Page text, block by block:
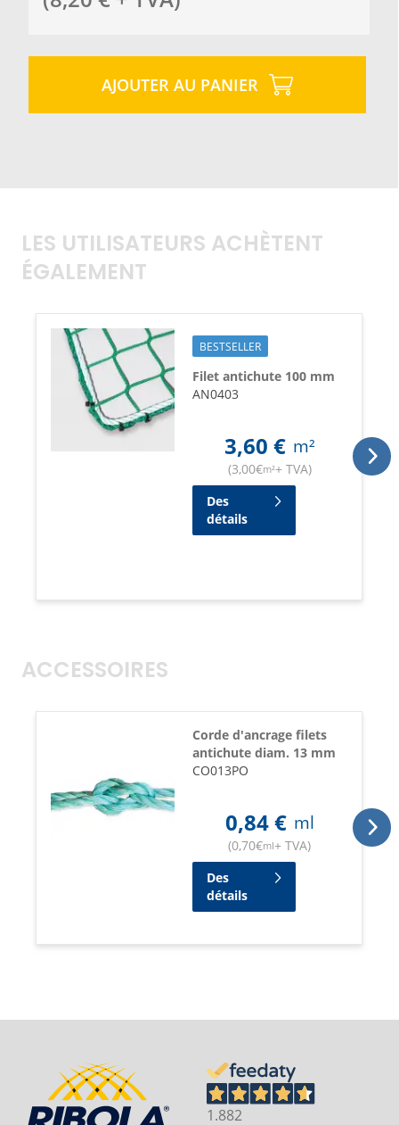
AJOUTER AU PANIER
LES UTILISATEURS ACHÈTENT
ÉGALEMENT
BESTSELLER
Filet antichute 100 mm
AN0403
3,60 € m²
(3,00€m²+ TVA)
Des
détails
ACCESSOIRES
Corde d'ancrage filets
antichute diam. 13 mm
CO013PO
0,84€ ml
(0,70€ml+ TVA)
Des
détails
1.882